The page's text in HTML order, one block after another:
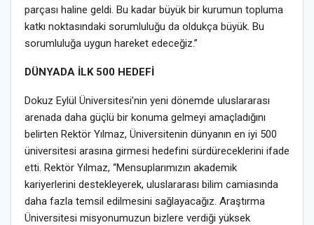
parçası haline geldi. Bu kadar büyük bir kurumun topluma
katkı noktasındaki sorumluluğu da oldukça büyük. Bu
sorumluluğa uygun hareket edeceğiz.”
DÜNYADA İLK 500 HEDEFİ
Dokuz Eylül Üniversitesi’nin yeni dönemde uluslararası
arenada daha güçlü bir konuma gelmeyi amaçladığını
belirten Rektör Yılmaz, Üniversitenin dünyanın en iyi 500
üniversitesi arasına girmesi hedefini sürdüreceklerini ifade
etti. Rektör Yılmaz, “Mensuplarımızın akademik
kariyerlerini destekleyerek, uluslararası bilim camiasında
daha fazla temsil edilmesini sağlayacağız. Araştırma
Üniversitesi misyonumuzun bizlere verdiği yüksek